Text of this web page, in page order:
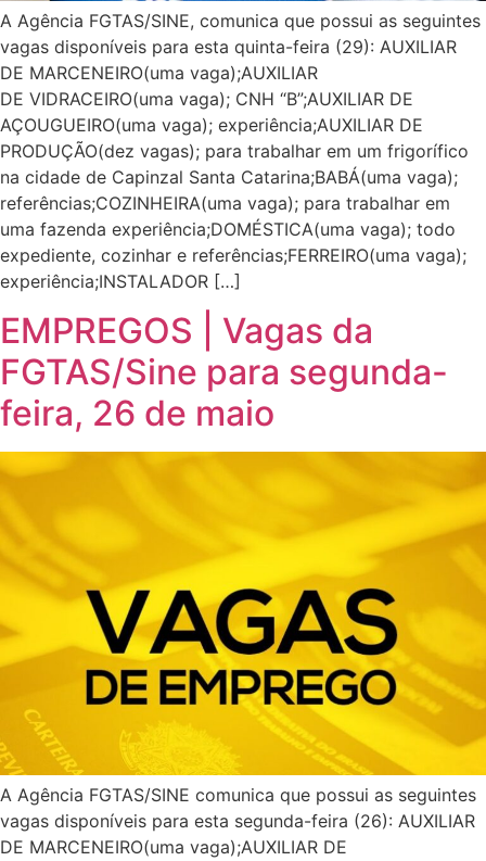
A Agência FGTAS/SINE, comunica que possui as seguintes
vagas disponíveis para esta quinta-feira (29): AUXILIAR
DE MARCENEIRO(uma vaga);AUXILIAR
DE VIDRACEIRO(uma vaga); CNH “B”;AUXILIAR DE
AÇOUGUEIRO(uma vaga); experiência;AUXILIAR DE
PRODUÇÃO(dez vagas); para trabalhar em um frigorífico
na cidade de Capinzal Santa Catarina;BABÁ(uma vaga);
referências;COZINHEIRA(uma vaga); para trabalhar em
uma fazenda experiência;DOMÉSTICA(uma vaga); todo
expediente, cozinhar e referências;FERREIRO(uma vaga);
experiência;INSTALADOR […]
EMPREGOS | Vagas da
FGTAS/Sine para segunda-
feira, 26 de maio
A Agência FGTAS/SINE comunica que possui as seguintes
vagas disponíveis para esta segunda-feira (26): AUXILIAR
DE MARCENEIRO(uma vaga);AUXILIAR DE